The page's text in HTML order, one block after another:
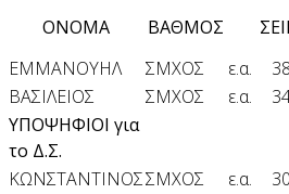
ΟΝΟΜΑ ΒΑΘΜΟΣ
ΕΜΜΑΝΟΥΗΛ ΣΜΧΟΣ ε.α.
ΒΑΣΙΛΕΙΟΣ ΣΜΧΟΣ ε.α.
ΥΠΟΨΗΦΙΟΙ για
το Δ.Σ.
ΚΩΝΣΤΑΝΤΙΝΟΣΣΜΧΟΣ ε.α.